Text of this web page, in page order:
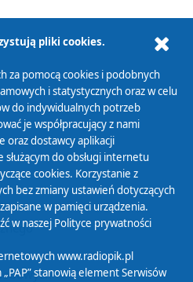
pliki cookies.
za pomocą cookies i podobnych
i statystycznych oraz w celu
do indywidualnych potrzeb
je współpracujący z nami
oraz dostawcy aplikacji
do obsługi internetu
cookies. Korzystanie z
bez zmiany ustawień dotyczących
w pamięci urządzenia.
w naszej Polityce prywatności
www.radiopik.pl
stanowią element Serwisów